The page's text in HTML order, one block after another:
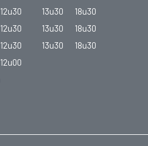
12u30 13u30
18u30
12u30 13u30
18u30
12u30 13u30
18u30
12u00